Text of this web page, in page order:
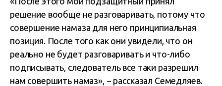
решение вообще не разговаривать, потому что
совершение намаза для него принципиальная
позиция. После того как они увидели, что он
реально не будет разговаривать и что-либо
подписывать, следователь все таки разрешил
нам совершить намаз», − рассказал Семедляев.